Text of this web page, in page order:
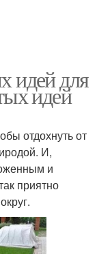
идей для
идей
отдохнуть от
И,
и
приятно